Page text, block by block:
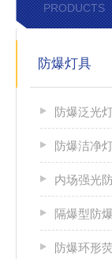
PRODUCTS
防爆灯具
防爆泛光
防爆洁净
内场强光
隔爆型防
防爆环形